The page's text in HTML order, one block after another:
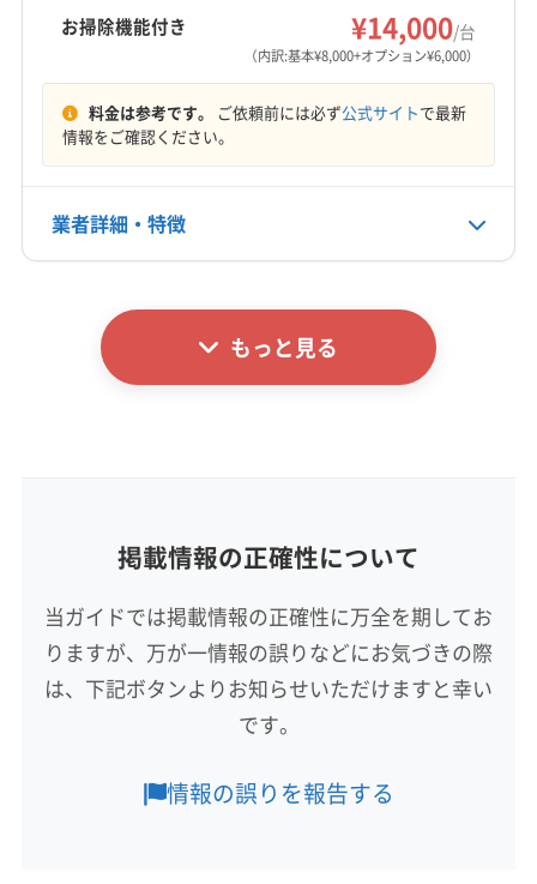
8:00〜18:00
定休日
電話番号
公式サイトを見る
お掃除機能付き ¥14,000/台
（内訳:基本¥8,000+オプション¥6,000）
料金は参考です。 ご依頼前には必ず公式サイトで最新
情報をご確認ください。
業者詳細・特徴
基本情報
代表者名
(広島県) 三原市
(広島県) 神石郡神石高原町
(広島県) 尾道市
(広島県) 福山市
もっと見る
8:00〜20:00
もっと見る
掲載情報の正確性について
当ガイドでは掲載情報の正確性に万全を期してお
りますが、万が一情報の誤りなどにお気づきの際
は、下記ボタンよりお知らせいただけますと幸い
です。
情報の誤りを報告する